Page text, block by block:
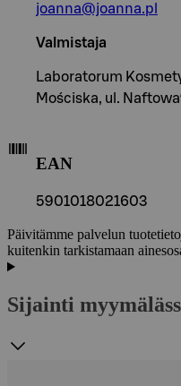
joanna@joanna.pl
Valmistaja
Laboratorum
Mościska, ul.
EAN
5901018021603
Päivitämme palvelun
kuitenkin tarkistamaan
Sijainti